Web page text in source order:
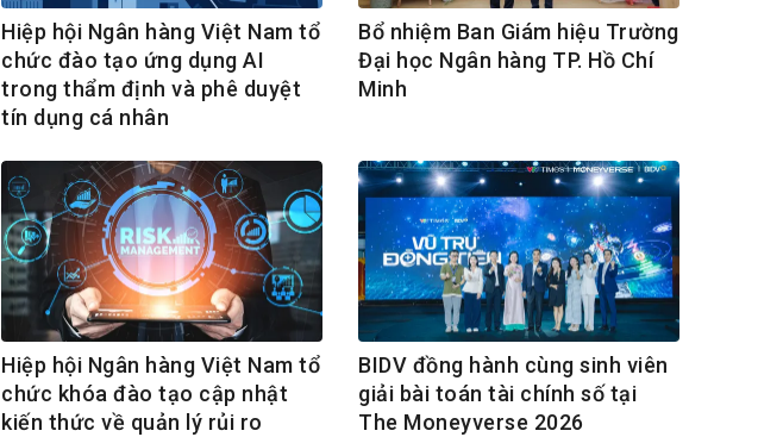
Hiệp hội Ngân hàng Việt Nam tổ
chức đào tạo ứng dụng AI
trong thẩm định và phê duyệt
tín dụng cá nhân
Bổ nhiệm Ban Giám hiệu Trường
Đại học Ngân hàng TP. Hồ Chí
Minh
Hiệp hội Ngân hàng Việt Nam tổ
chức khóa đào tạo cập nhật
kiến thức về quản lý rủi ro
BIDV đồng hành cùng sinh viên
giải bài toán tài chính số tại
The Moneyverse 2026